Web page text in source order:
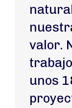
valor.
unos